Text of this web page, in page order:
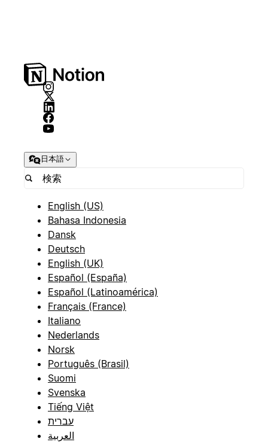
日本語
English (US)
Bahasa Indonesia
Dansk
Deutsch
English (UK)
Español (España)
Español (Latinoamérica)
Français (France)
Italiano
Nederlands
Norsk
Português (Brasil)
Suomi
Svenska
Tiếng Việt
עברית
العربية